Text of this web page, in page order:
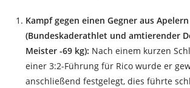
Kampf gegen einen Gegner aus Apelern
(Bundeskaderathlet und amtierender
Meister -69 kg): Nach einem kurzen
einer 3:2-Führung für Rico wurde er
anschließend festgelegt, dies führte